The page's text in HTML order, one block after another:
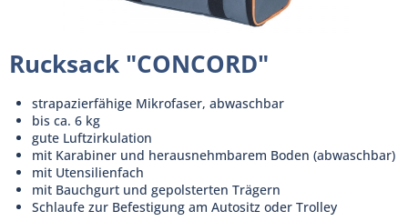
Rucksack "CONCORD"
strapazierfähige Mikrofaser, abwaschbar
bis ca. 6 kg
gute Luftzirkulation
mit Karabiner und herausnehmbarem Boden (abwaschbar)
mit Utensilienfach
mit Bauchgurt und gepolsterten Trägern
Schlaufe zur Befestigung am Autositz oder Trolley